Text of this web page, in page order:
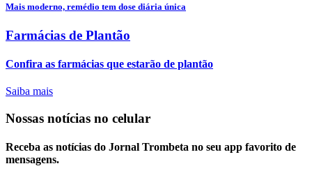
Mais moderno, remédio tem dose diária única
Farmácias de Plantão
Confira as farmácias que estarão de plantão
Saiba mais
Nossas notícias no celular
Receba as notícias do Jornal Trombeta no seu app favorito de
mensagens.